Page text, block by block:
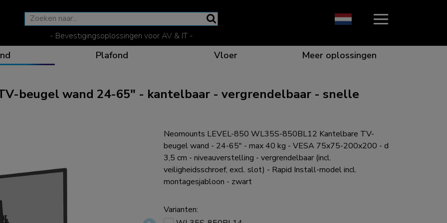
- Bevestigingsoplossingen voor AV & IT -
Ergonomische oplossingen voor elke situatie
Plafond Vloer Meer oplossingen
beugel wand 24-65" - kantelbaar - vergrendelbaar - snelle
Neomounts LEVEL-850 WL35S-850BL12 Kantelbare TV-
beugel wand - 24-65" - max 40 kg - VESA 75x75-200x200 - d
3,5 cm - niveauverstelling - vergrendelbaar (incl.
veiligheidsschroef, excl. slot) - Rapid Install-model incl.
montagesjabloon - zwart
Varianten: